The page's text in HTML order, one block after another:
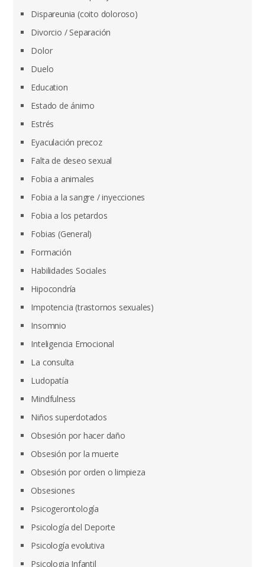
Dispareunia (coito doloroso)
Divorcio / Separación
Dolor
Duelo
Education
Estado de ánimo
Estrés
Eyaculación precoz
Falta de deseo sexual
Fobia a animales
Fobia a la sangre / inyecciones
Fobia a los petardos
Fobias (General)
Formación
Habilidades Sociales
Hipocondría
Impotencia (trastornos sexuales)
Insomnio
Inteligencia Emocional
La consulta
Ludopatía
Mindfulness
Niños superdotados
Obsesión por hacer daño
Obsesión por la muerte
Obsesión por orden o limpieza
Obsesiones
Psicogerontología
Psicología del Deporte
Psicología evolutiva
Psicologia Infantil